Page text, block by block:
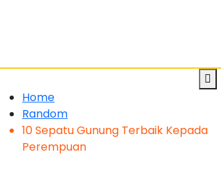
Home
Random
10 Sepatu Gunung Terbaik Kepada
Perempuan